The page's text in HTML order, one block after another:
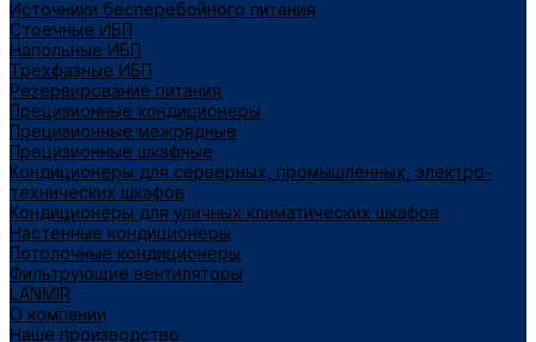
Источники бесперебойного питания
Стоечные ИБП
Напольные ИБП
Трёхфазные ИБП
Резервирование питания
Прецизионные кондиционеры
Прецизионные межрядные
Прецизионные шкафные
Кондиционеры для серверных, промышленных, электро-
технических шкафов
Кондиционеры для уличных климатических шкафов
Настенные кондиционеры
Потолочные кондиционеры
Фильтрующие вентиляторы
LANMIR
О компании
Наше производство